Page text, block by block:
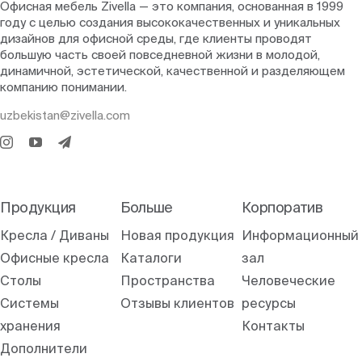
Офисная мебель Zivella — это компания, основанная в 1999
году с целью создания высококачественных и уникальных
дизайнов для офисной среды, где клиенты проводят
большую часть своей повседневной жизни в молодой,
динамичной, эстетической, качественной и разделяющем
компанию понимании.
uzbekistan@zivella.com
Продукция
Кресла / Диваны
Офисные кресла
Столы
Системы
хранения
Дополнители
Больше
Новая продукция
Каталоги
Пространства
Отзывы клиентов
Корпоратив
Информационный
зал
Человеческие
ресурсы
Контакты